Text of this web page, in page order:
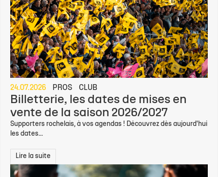
24.07.2026 PROS CLUB
Billetterie, les dates de mises en
vente de la saison 2026/2027
Supporters rochelais, à vos agendas ! Découvrez dès aujourd'hui
les dates...
Lire la suite